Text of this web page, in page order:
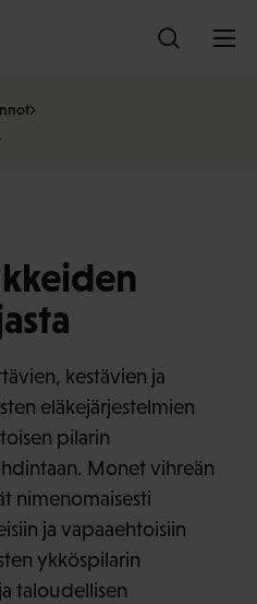
kestävien ja
eläkejärjestelmien
pilarin
Monet vihreän
nimenomaisesti
ja vapaaehtoisiin
ykköspilarin
taloudellisen